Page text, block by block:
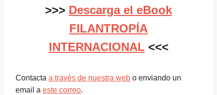
>>> Descarga el eBook
FILANTROPÍA
INTERNACIONAL <<<
Contacta a través de nuestra web o enviando un
email a este correo.